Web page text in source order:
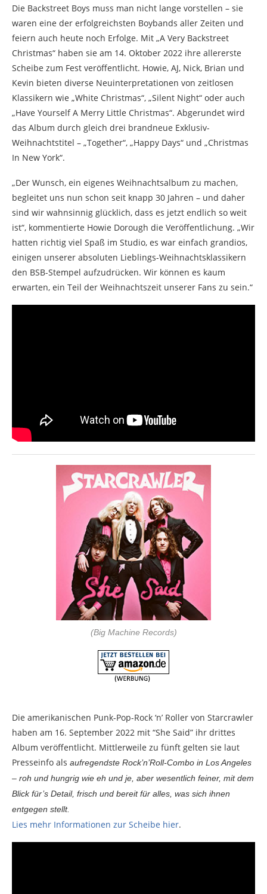
Die Backstreet Boys muss man nicht lange vorstellen – sie
waren eine der erfolgreichsten Boybands aller Zeiten und
feiern auch heute noch Erfolge. Mit „A Very Backstreet
Christmas“ haben sie am 14. Oktober 2022 ihre allererste
Scheibe zum Fest veröffentlicht. Howie, AJ, Nick, Brian und
Kevin bieten diverse Neuinterpretationen von zeitlosen
Klassikern wie „White Christmas“, „Silent Night“ oder auch
„Have Yourself A Merry Little Christmas“. Abgerundet wird
das Album durch gleich drei brandneue Exklusiv-
Weihnachtstitel – „Together“, „Happy Days“ und „Christmas
In New York“.
„Der Wunsch, ein eigenes Weihnachtsalbum zu machen,
begleitet uns nun schon seit knapp 30 Jahren – und daher
sind wir wahnsinnig glücklich, dass es jetzt endlich so weit
ist“, kommentierte Howie Dorough die Veröffentlichung. „Wir
hatten richtig viel Spaß im Studio, es war einfach grandios,
einigen unserer absoluten Lieblings-Weihnachtsklassikern
den BSB-Stempel aufzudrücken. Wir können es kaum
erwarten, ein Teil der Weihnachtszeit unserer Fans zu sein.“
(Big Machine Records)
Die amerikanischen Punk-Pop-Rock ‘n’ Roller von Starcrawler
haben am 16. September 2022 mit “She Said” ihr drittes
Album veröffentlicht. Mittlerweile zu fünft gelten sie laut
Presseinfo als aufregendste Rock’n’Roll-Combo in Los Angeles
– roh und hungrig wie eh und je, aber wesentlich feiner, mit dem
Blick für’s Detail, frisch und bereit für alles, was sich ihnen
entgegen stellt.
Lies mehr Informationen zur Scheibe hier.